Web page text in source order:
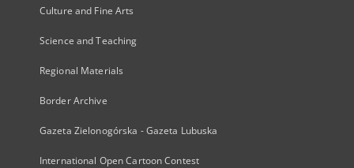
Culture and Fine Arts
Science and Teaching
Regional Materials
Border Archive
Gazeta Zielonogórska - Gazeta Lubuska
International Open Cartoon Contest